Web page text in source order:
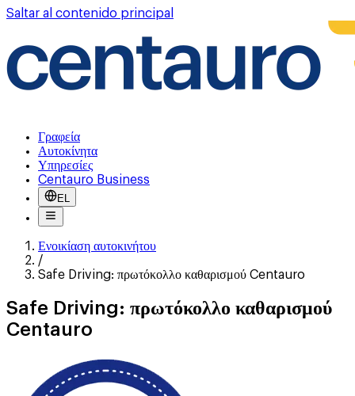
Saltar al contenido principal
Γραφεία
Αυτοκίνητα
Υπηρεσίες
Centauro Business
EL
Ενοικίαση αυτοκινήτου
/
Safe Driving: πρωτόκολλο καθαρισμού Centauro
Safe Driving: πρωτόκολλο καθαρισμού
Centauro